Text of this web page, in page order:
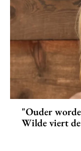
"Ouder
Wilde viert